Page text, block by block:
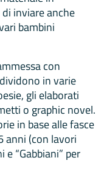
inviare anche
bambini
con
in varie
gli elaborati
o graphic novel.
in base alle fasce
anni (con lavori
“Gabbiani” per